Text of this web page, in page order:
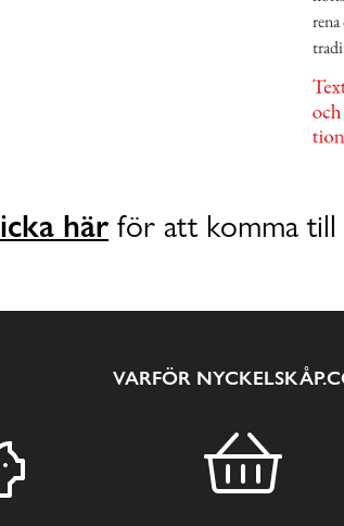
här för att komma till
VARFÖR